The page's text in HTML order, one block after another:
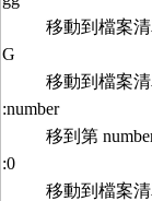
移動到檔案
G
移動到檔案
:number
移到第
:0
移動到檔案